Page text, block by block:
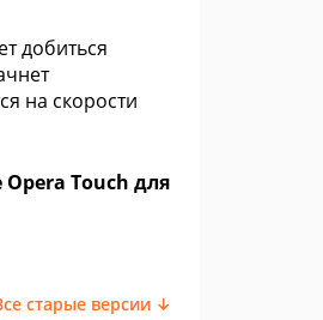
добиться
на скорости
Touch для
старые версии ↓